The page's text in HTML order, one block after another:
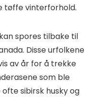
tøffe vinterforhold.
spores tilbake til
Disse urfolkene
av år for å trekke
som ble
sibirsk husky og